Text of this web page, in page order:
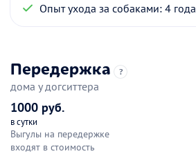
Опыт ухода за собаками: 4 года
Передержка ?
дома у догситтера
1000 руб.
в сутки
Выгулы на передержке
входят в стоимость